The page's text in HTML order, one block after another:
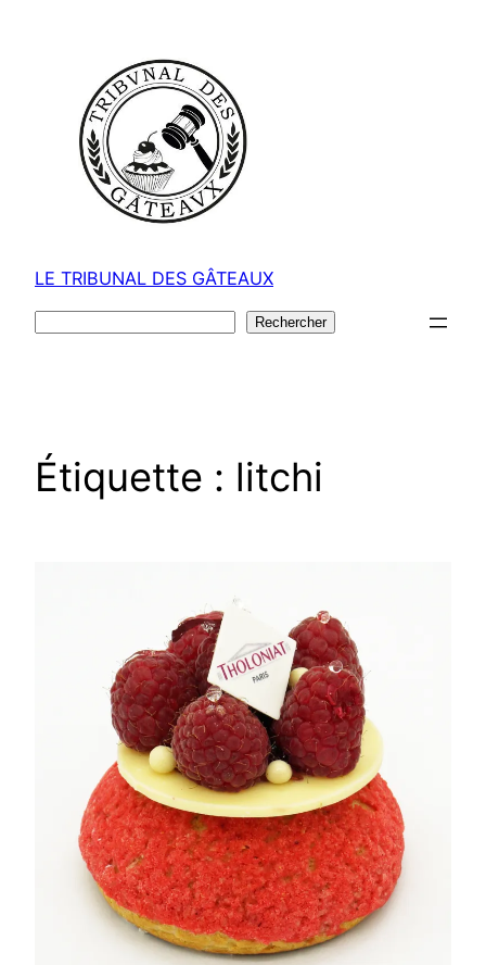
LE TRIBUNAL DES GÂTEAUX
Rechercher
Étiquette : litchi